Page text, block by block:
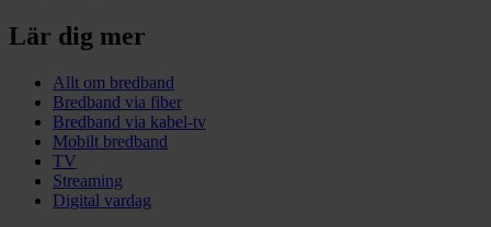
Lär dig mer
Allt om bredband
Bredband via fiber
Bredband via kabel-tv
Mobilt bredband
TV
Streaming
Digital vardag